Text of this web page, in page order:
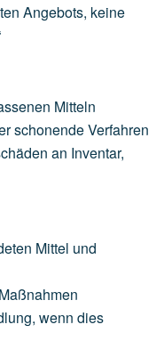
Angebots, keine
Mitteln
schonendeVerfahren
an Inventar,
Mittel und
Maßnahmen
wenn dies